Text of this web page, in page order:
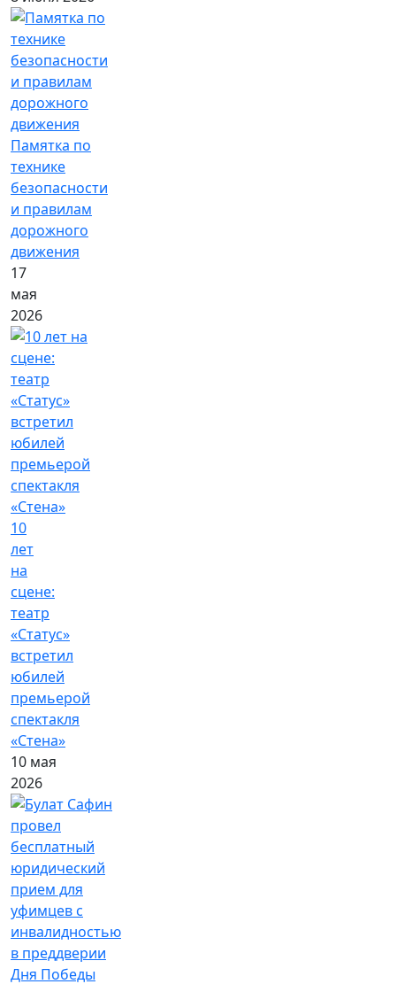
Памятка по
технике
безопасности
и правилам
дорожного
движения
17
мая
2026
10
лет
на
сцене:
театр
«Статус»
встретил
юбилей
премьерой
спектакля
«Стена»
10 мая
2026